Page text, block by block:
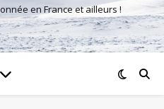
en France et ailleurs !